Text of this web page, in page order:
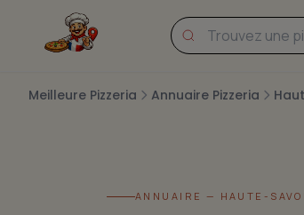
Meilleure Pizzeria Annuaire Pizzeria
ANNUAIRE — HAUTE-